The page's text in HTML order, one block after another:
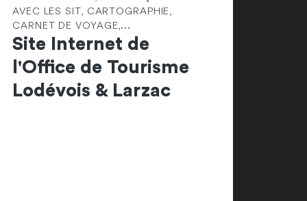
AVEC LES SIT, CARTOGRAPHIE,
CARNET DE VOYAGE,...
Site Internet de
l'Office de Tourisme
Lodévois & Larzac